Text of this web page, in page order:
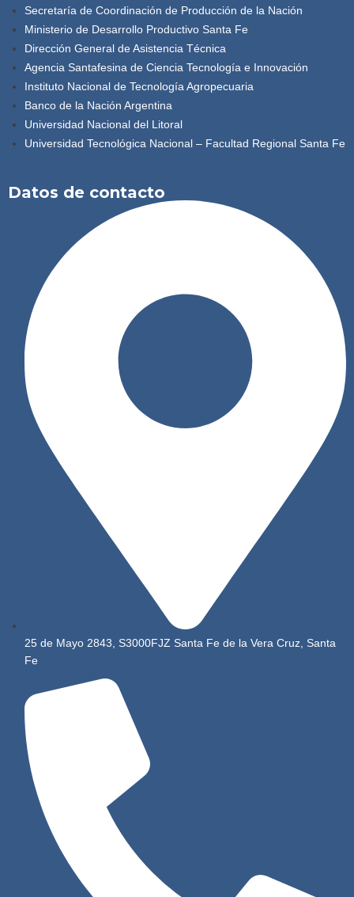
Secretaría de Coordinación de Producción de la Nación
Ministerio de Desarrollo Productivo Santa Fe
Dirección General de Asistencia Técnica
Agencia Santafesina de Ciencia Tecnología e Innovación
Instituto Nacional de Tecnología Agropecuaria
Banco de la Nación Argentina
Universidad Nacional del Litoral
Universidad Tecnológica Nacional – Facultad Regional Santa Fe
Datos de contacto
25 de Mayo 2843, S3000FJZ Santa Fe de la Vera Cruz, Santa
Fe